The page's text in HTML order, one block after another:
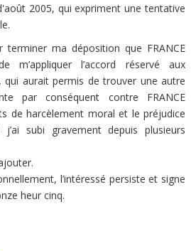
2005, qui expriment une tentative
ma déposition que FRANCE
m’appliquer l’accord réservé aux
qui aurait permis de trouver une autre
par conséquent contre FRANCE
de harcèlement moral et le préjudice
subi gravement depuis plusieurs
l’intéressé persiste et signe
heur cinq.